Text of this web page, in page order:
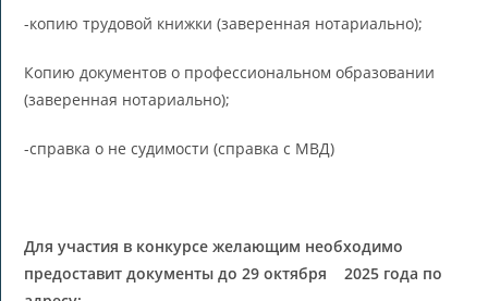
-копию трудовой книжки (заверенная нотариально);
Копию документов о профессиональном образовании
(заверенная нотариально);
-справка о не судимости (справка с МВД)
Для участия в конкурсе желающим необходимо
предоставит документы до29октября 2025 года по